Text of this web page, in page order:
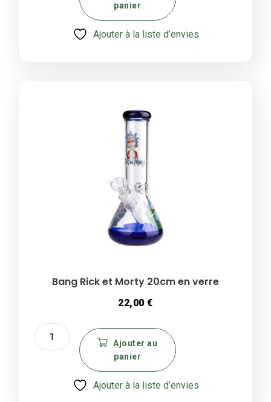
panier
Ajouter à la liste d’envies
Bang Rick et Morty 20cm en verre
22,00€
quantité
de
Ajouter au
panier
Ajouter à la liste d’envies